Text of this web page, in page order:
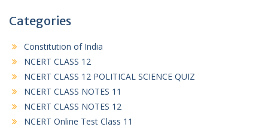
Categories
Constitution of India
NCERT CLASS 12
NCERT CLASS 12 POLITICAL SCIENCE QUIZ
NCERT CLASS NOTES 11
NCERT CLASS NOTES 12
NCERT Online Test Class 11